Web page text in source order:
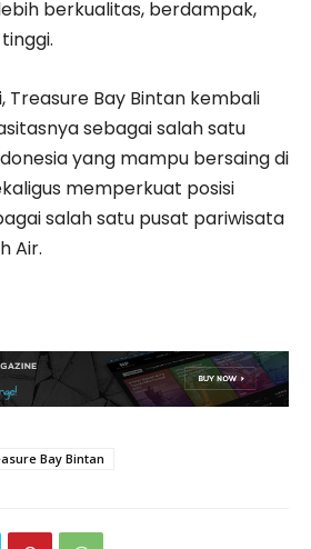
berkualitas, berdampak,
Treasure Bay Bintan kembali
sebagai salah satu
yang mampu bersaing di
memperkuat posisi
salah satu pusat pariwisata
Air.
Bay Bintan